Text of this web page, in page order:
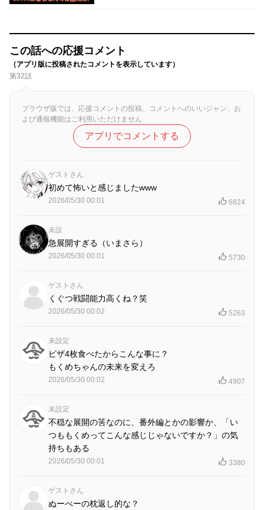
この話への応援コメント
（アプリ版に投稿されたコメントを表示しています）
第32話
ブラウザ版では、応援コメントの投稿、コメントへのいいジャン、お
よび通報機能はご利用いただけません
アプリでコメントする
ゲストさん
初めて怖いと感じましたwww
2026/05/30 00:01 6824
未設
急展開すぎる（いまさら）
2026/05/30 00:01 5730
ゲストさん
くぐつ戦闘能力高くね？笑
2026/05/30 00:02 5263
未設定
ピザ4枚食べたからこんな事に？
もくめちゃんの未来を変えろ
2026/05/30 00:02 4907
未設定
不穏な展開の筈なのに、番外編とかの影響か、「い
つももくめってこんな感じじゃないですか？」の気
持ちもある
2026/05/30 00:01 3380
ゲストさん
ぬーべーの枕返し的な？